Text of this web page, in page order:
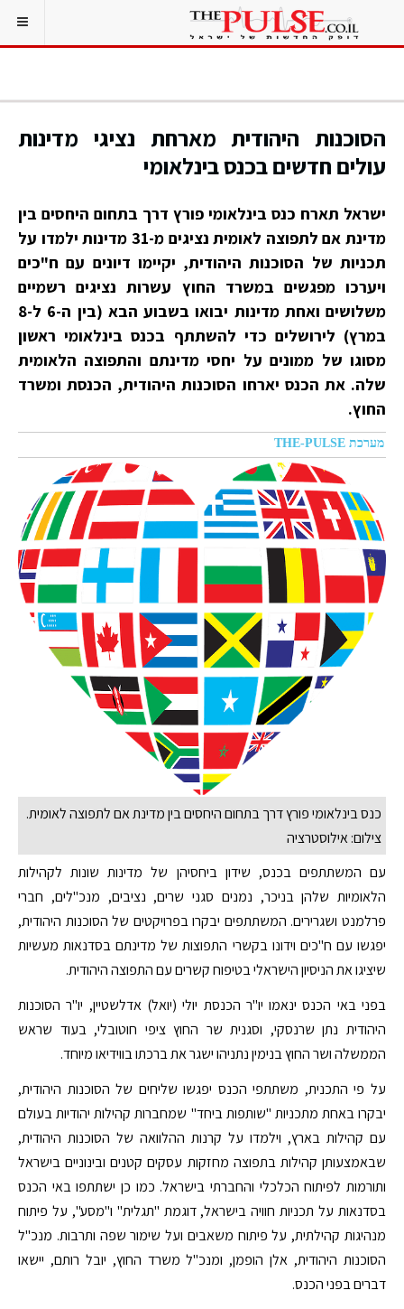
הסוכנות היהודית מארחת נציגי מדינות
עולים חדשים בכנס בינלאומי
ישראל תארח כנס בינלאומי פורץ דרך בתחום היחסים בין
מדינת אם לתפוצה לאומית נציגים מ-31 מדינות ילמדו על
תכניות של הסוכנות היהודית, יקיימו דיונים עם ח"כים
ויערכו מפגשים במשרד החוץ עשרות נציגים רשמיים
משלושים ואחת מדינות יבואו בשבוע הבא (בין ה-6 ל-8
במרץ) לירושלים כדי להשתתף בכנס בינלאומי ראשון
מסוגו של ממונים על יחסי מדינתם והתפוצה הלאומית
שלה. את הכנס יארחו הסוכנות היהודית, הכנסת ומשרד
החוץ.
מערכת THE-PULSE
כנס בינלאומי פורץ דרך בתחום היחסים בין מדינת אם לתפוצה לאומית.
צילום: אילוסטרציה
עם המשתתפים בכנס, שידון ביחסיהן של מדינות שונות לקהילות
הלאומיות שלהן בניכר, נמנים סגני שרים, נציבים, מנכ"לים, חברי
פרלמנט ושגרירים. המשתתפים יבקרו בפרויקטים של הסוכנות היהודית,
יפגשו עם ח"כים וידונו בקשרי התפוצות של מדינתם בסדנאות מעשיות
שיציגו את הניסיון הישראלי בטיפוח קשרים עם התפוצה היהודית.
בפני באי הכנס ינאמו יו"ר הכנסת יולי (יואל) אדלשטיין, יו"ר הסוכנות
היהודית נתן שרנסקי, וסגנית שר החוץ ציפי חוטובלי, בעוד שראש
הממשלה ושר החוץ בנימין נתניהו ישגר את ברכתו בווידיאו מיוחד.
על פי התכנית, משתתפי הכנס יפגשו שליחים של הסוכנות היהודית,
יבקרו באחת מתכניות "שותפות ביחד" שמחברות קהילות יהודיות בעולם
עם קהילות בארץ, וילמדו על קרנות ההלוואה של הסוכנות היהודית,
שבאמצעותן קהילות בתפוצה מחזקות עסקים קטנים ובינוניים בישראל
ותורמות לפיתוח הכלכלי והחברתי בישראל. כמו כן ישתתפו באי הכנס
בסדנאות על תכניות חוויה בישראל, דוגמת "תגלית" ו"מסע", על פיתוח
מנהיגות קהילתית, על פיתוח משאבים ועל שימור שפה ותרבות. מנכ"ל
הסוכנות היהודית, אלן הופמן, ומנכ"ל משרד החוץ, יובל רותם, יישאו
דברים בפני הכנס.